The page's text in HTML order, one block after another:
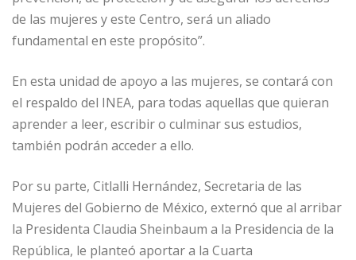
de las mujeres y este Centro, será un aliado
fundamental en este propósito”.
En esta unidad de apoyo a las mujeres, se contará con
el respaldo del INEA, para todas aquellas que quieran
aprender a leer, escribir o culminar sus estudios,
también podrán acceder a ello.
Por su parte, Citlalli Hernández, Secretaria de las
Mujeres del Gobierno de México, externó que al arribar
la Presidenta Claudia Sheinbaum a la Presidencia de la
República, le planteó aportar a la Cuarta